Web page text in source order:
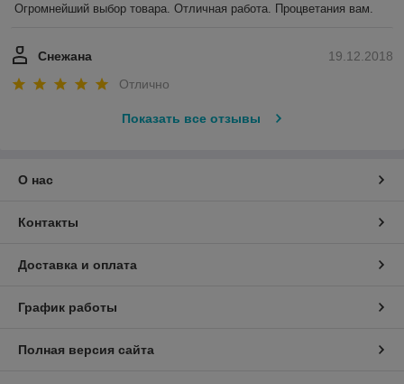
Огромнейший выбор товара. Отличная работа. Процветания вам.
19.12.2018
Снежана
Отлично
Показать все отзывы
О нас
Контакты
Доставка и оплата
График работы
Полная версия сайта